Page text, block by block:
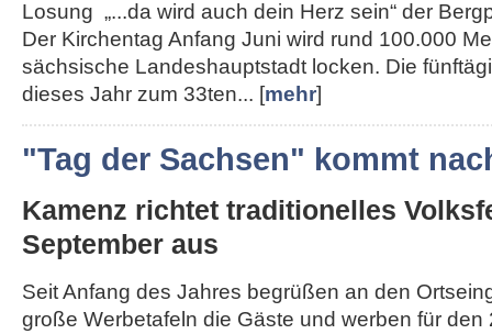
Losung „...da wird auch dein Herz sein“ der
Der Kirchentag Anfang Juni wird rund 100.000
sächsische Landeshauptstadt locken. Die
dieses Jahr zum 33ten... [mehr]
"Tag der Sachsen" kommt
Kamenz richtet traditionelles
September aus
Seit Anfang des Jahres begrüßen an den
große Werbetafeln die Gäste und werben für den